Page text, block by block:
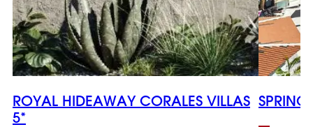
ROYAL HIDEAWAY CORALES VILLAS
5*